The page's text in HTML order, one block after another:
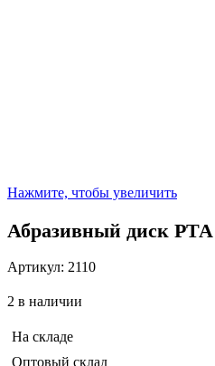
Нажмите, чтобы увеличить
Абразивный диск РТА
Артикул: 2110
2 в наличии
На складе
Оптовый склад